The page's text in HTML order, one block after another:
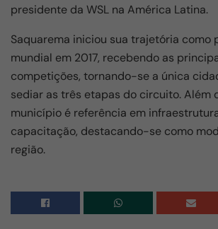
presidente da WSL na América Latina.
Saquarema iniciou sua trajetória como
mundial em 2017, recebendo as
competições, tornando-se a única
sediar as três etapas do circuito. Além
município é referência em
capacitação, destacando-se como
região.